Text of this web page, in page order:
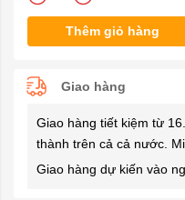
Thêm giỏ hàng
Giao hàng
Giao hàng tiết kiệm từ
thành trên cả cả nước.
Giao hàng dự kiến vào